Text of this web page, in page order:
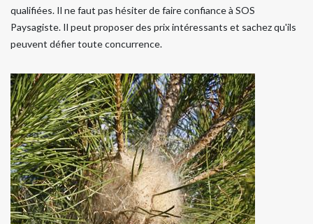
qualifiées. Il ne faut pas hésiter de faire confiance à SOS
Paysagiste. Il peut proposer des prix intéressants et sachez qu'ils
peuvent défier toute concurrence.